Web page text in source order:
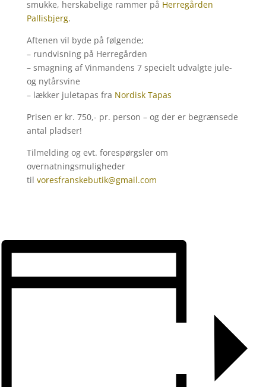
smukke, herskabelige rammer på Herregården
Pallisbjerg.
Aftenen vil byde på følgende;
– rundvisning på Herregården
– smagning af Vinmandens 7 specielt udvalgte jule-
og nytårsvine
– lækker juletapas fra Nordisk Tapas
Prisen er kr. 750,- pr. person – og der er begrænsede
antal pladser!
Tilmelding og evt. forespørgsler om
overnatningsmuligheder
til voresfranskebutik@gmail.com